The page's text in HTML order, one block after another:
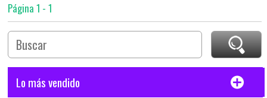
Página 1 - 1
Lo más vendido